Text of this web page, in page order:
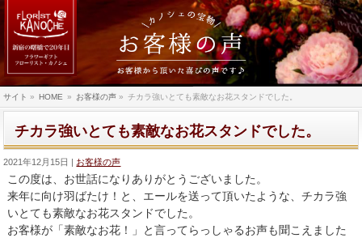
サイト » HOME » お客様の声 » チカラ強いとても素敵なお花スタンドでした。
チカラ強いとても素敵なお花スタンドでした。
2021年12月15日 お客様の声
この度は、お世話になりありがとうございました。
来年に向け羽ばたけ！と、エールを送って頂いたような、チカラ強
いとても素敵なお花スタンドでした。
お客様が「素敵なお花！」と言ってらっしゃるお声も聞こえました